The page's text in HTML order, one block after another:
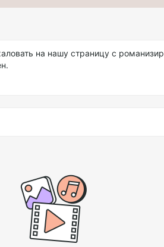
на нашу страницу с